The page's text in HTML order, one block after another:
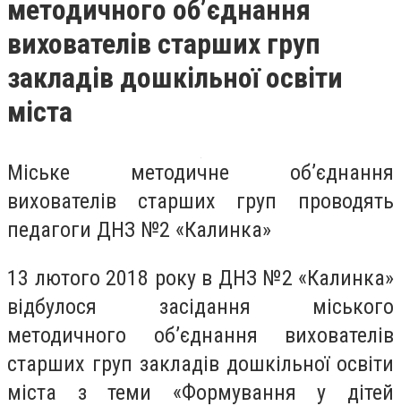
методичного об’єднання
вихователів старших груп
закладів дошкільної освіти
міста
Міське методичне об’єднання
вихователів старших груп проводять
педагоги ДНЗ №2 «Калинка»
13 лютого 2018 року в ДНЗ №2 «Калинка»
відбулося засідання міського
методичного об’єднання вихователів
старших груп закладів дошкільної освіти
міста з теми «Формування у дітей